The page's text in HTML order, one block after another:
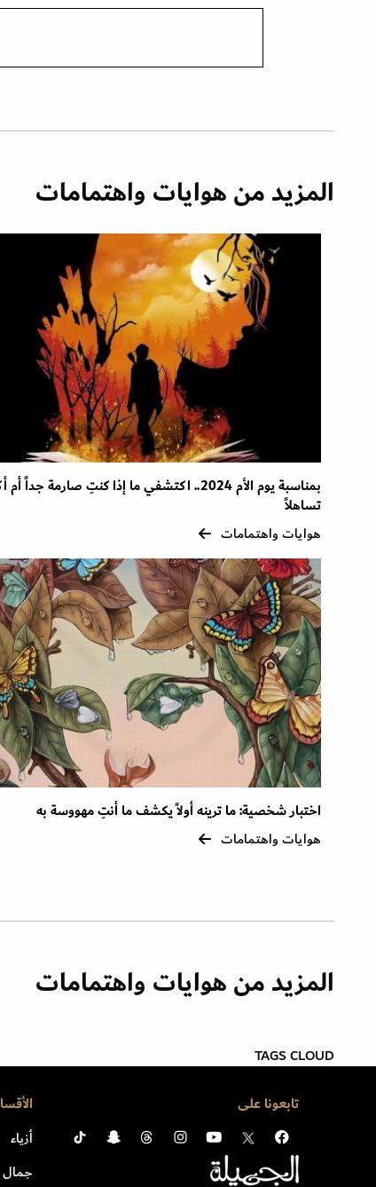
المزيد من هوايات واهتمامات
بمناسبة يوم الأم 2024.. اكتشفي ما إذا كنتِ صارمة جداً
تساهلاً
هوايات واهتمامات
اختبار شخصية: ما ترينه أولاً يكشف ما أنتِ مهووسة به
هوايات واهتمامات
المزيد من هوايات واهتمامات
TAGS CLOUD
تابعونا على
أزياء
جمال